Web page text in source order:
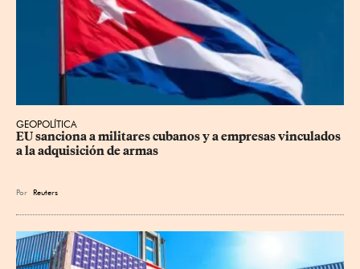
GEOPOLÍTICA
EU sanciona a militares cubanos y a empresas vinculados
a la adquisición de armas
Por Reuters